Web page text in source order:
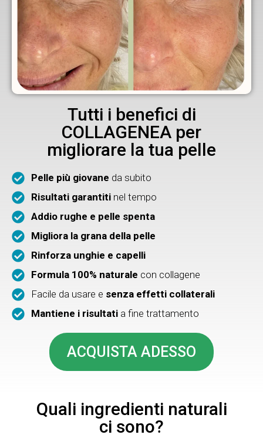
Tutti i benefici di
COLLAGENEA per
migliorare la tua pelle
Pelle più giovane da subito
Risultati garantitinel tempo
Addio rughe e pelle spenta
Migliora la grana della pelle
Rinforza unghie e capelli
Formula 100% naturale con collagene
Facile da usare e senza effetti collaterali
Mantiene i risultati a fine trattamento
ACQUISTA ADESSO
Quali ingredienti naturali
ci sono?